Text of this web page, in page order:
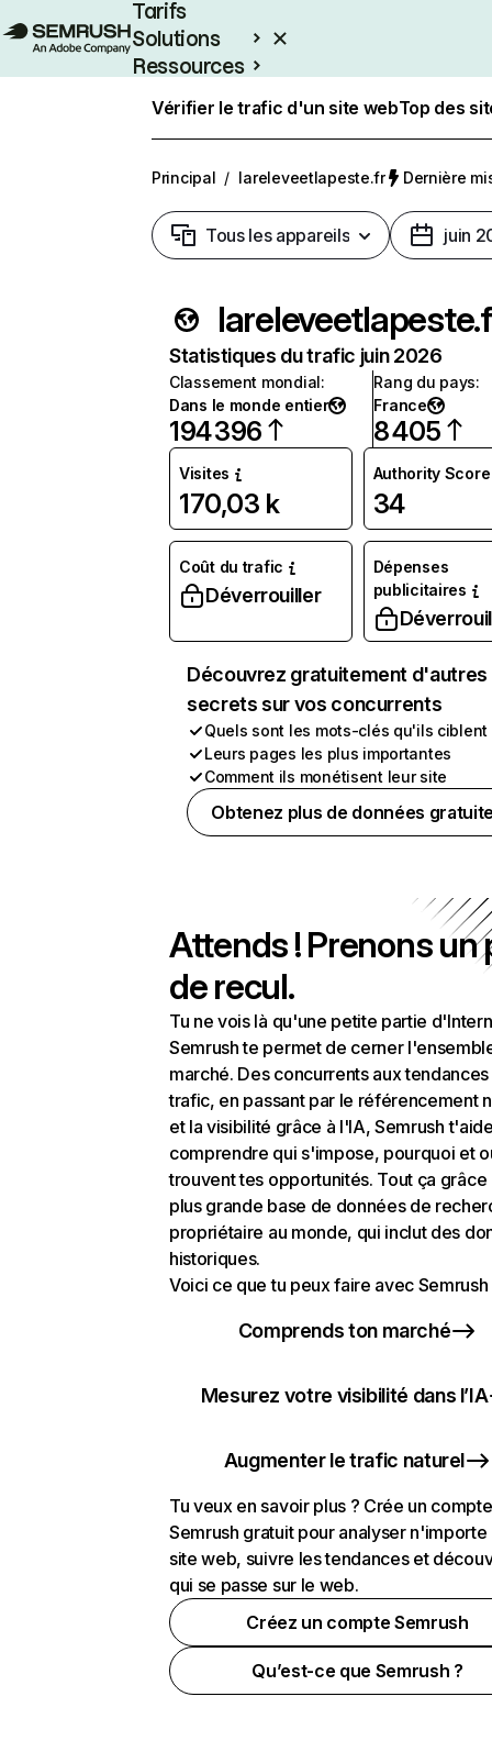
Tarifs
Solutions
Ressources
Vérifier le trafic d'un site webTop des
Principal / lareleveetlapeste.fr Dernière
Tous les appareils juin
Statistiques du trafic juin 2026
Classement mondial:
Dans le monde entier
194 396
Rang du pays:
France
8 405
Visites
170,03 k
Authority Score
34
Coût du trafic
Déverrouiller
Dépenses
publicitaires
Découvrez gratuitement d'autres
secrets sur vos concurrents
Quels sont les mots-clés qu'ils ciblent
Leurs pages les plus importantes
Comment ils monétisent leur site
Obtenez plus de données
Attends ! Prenons un
de recul.
Tu ne vois là qu'une petite partie
Semrush te permet de cerner
marché. Des concurrents aux
trafic, en passant par le référencement
et la visibilité grâce à l'IA, Semrush
comprendre qui s'impose, pourquoi et
trouvent tes opportunités. Tout ça grâce
plus grande base de données de
propriétaire au monde, qui inclut des
historiques.
Voici ce que tu peux faire avec Semrush
Comprends ton marché
Mesurez votre visibilité dans l’IA
Augmenter le trafic naturel
Tu veux en savoir plus ? Crée un compte
Semrush gratuit pour analyser n'importe
site web, suivre les tendances et
qui se passe sur le web.
Créez un compte Semrush
Qu’est-ce que Semrush ?